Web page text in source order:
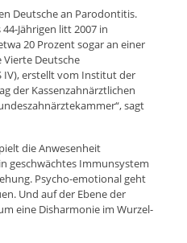
Deutsche an Parodontitis.
Jährigen litt 2007 in
20 Prozent sogar an einer
Vierte Deutsche
IV), erstellt vom Institut der
der Kassenzahnärztlichen
sagt
die Anwesenheit
geschwächtes Immunsystem
Psycho-emotional geht
Und auf der Ebene der
eine Disharmonie im Wurzel-